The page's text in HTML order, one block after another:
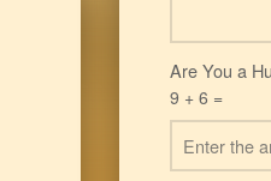
Are You a
9 + 6 =